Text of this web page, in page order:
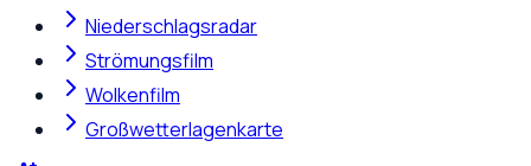
Niederschlagsradar
Strömungsfilm
Wolkenfilm
Großwetterlagenkarte